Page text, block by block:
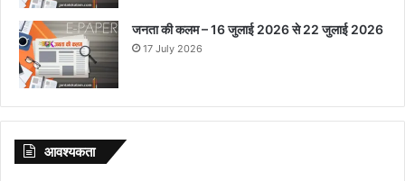
जनता की कलम – 16 जुलाई 2026 से 22 जुलाई 2026
17 July 2026
आवश्‍यकता